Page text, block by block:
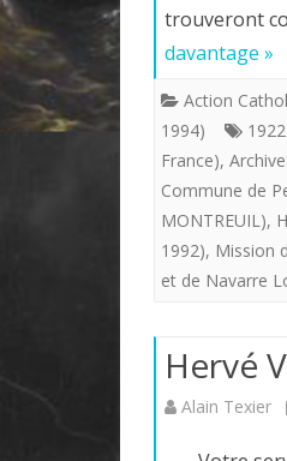
trouveront
davantage »
Action
1994)
France),
Commune de
MONTREUIL),
1992), Mission
et de Navarre
Hervé
Alain Texier